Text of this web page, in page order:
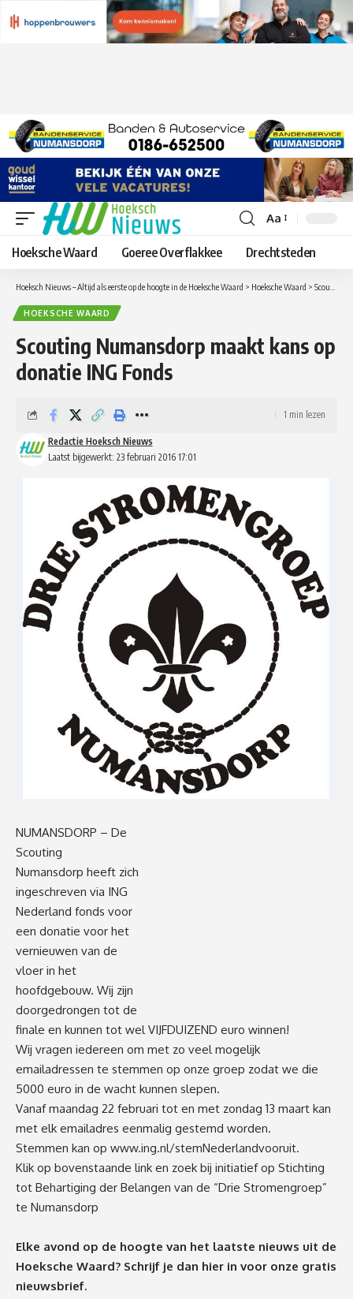
Lettergrootte
aanpassen
Aa
Hoeksche Waard Goeree Overflakkee Drechtsteden
Hoeksch Nieuws – Altijd als eerste op de hoogte in de Hoeksche Waard > Hoeksche Waard > Scouting Numansdorp maakt kans op donatie ING Fonds
HOEKSCHE WAARD
Scouting Numansdorp maakt kans op
donatie ING Fonds
Laatst bijgewerkt: 23 februari 2016 17:01
Redactie Hoeksch Nieuws
1 min lezen
NUMANSDORP – De
Scouting
Numansdorp heeft zich
ingeschreven via ING
Nederland fonds voor
een donatie voor het
vernieuwen van de
vloer in het
hoofdgebouw. Wij zijn
doorgedrongen tot de
finale en kunnen tot wel VIJFDUIZEND euro winnen!
Wij vragen iedereen om met zo veel mogelijk
emailadressen te stemmen op onze groep zodat we die
5000 euro in de wacht kunnen slepen.
Vanaf maandag 22 februari tot en met zondag 13 maart kan
met elk emailadres eenmalig gestemd worden.
Stemmen kan op www.ing.nl/stemNederlandvooruit.
Klik op bovenstaande link en zoek bij initiatief op Stichting
tot Behartiging der Belangen van de “Drie Stromengroep”
te Numansdorp
Elke avond op de hoogte van het laatste nieuws uit de
Hoeksche Waard? Schrijf je dan hier in voor onze gratis
nieuwsbrief.